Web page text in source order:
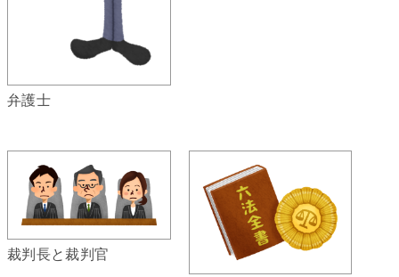
弁護士
裁判長と裁判官